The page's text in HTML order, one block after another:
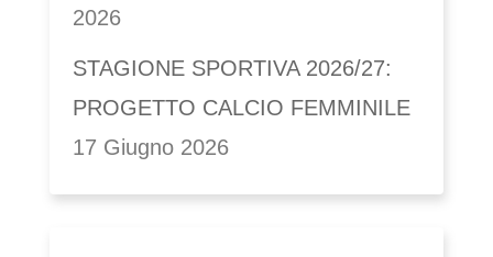
2026
STAGIONE SPORTIVA 2026/27:
PROGETTO CALCIO FEMMINILE
17 Giugno 2026